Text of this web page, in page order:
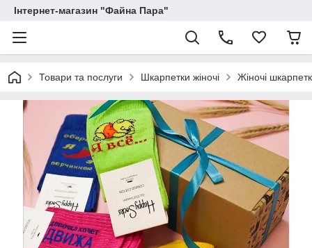
Інтернет-магазин "Файна Пара"
Товари та послуги Шкарпетки жіночі Жіночі